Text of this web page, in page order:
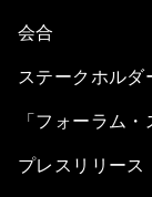
会合
ステークホルダ
「フォーラム・
プレスリリース